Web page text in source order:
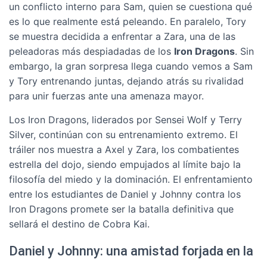
un conflicto interno para Sam, quien se cuestiona qué
es lo que realmente está peleando. En paralelo, Tory
se muestra decidida a enfrentar a Zara, una de las
peleadoras más despiadadas de los Iron Dragons. Sin
embargo, la gran sorpresa llega cuando vemos a Sam
y Tory entrenando juntas, dejando atrás su rivalidad
para unir fuerzas ante una amenaza mayor.
Los Iron Dragons, liderados por Sensei Wolf y Terry
Silver, continúan con su entrenamiento extremo. El
tráiler nos muestra a Axel y Zara, los combatientes
estrella del dojo, siendo empujados al límite bajo la
filosofía del miedo y la dominación. El enfrentamiento
entre los estudiantes de Daniel y Johnny contra los
Iron Dragons promete ser la batalla definitiva que
sellará el destino de Cobra Kai.
Daniel y Johnny: una amistad forjada en la